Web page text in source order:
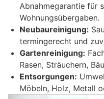
Abnahmegarantie für
Wohnungsübergaben.
Neubaureinigung:
termingerecht und
Gartenreinigung:
Rasen, Sträuchern,
Entsorgungen:
Möbeln, Holz, Metall